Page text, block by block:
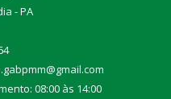
- PA
08:00 às 14:00